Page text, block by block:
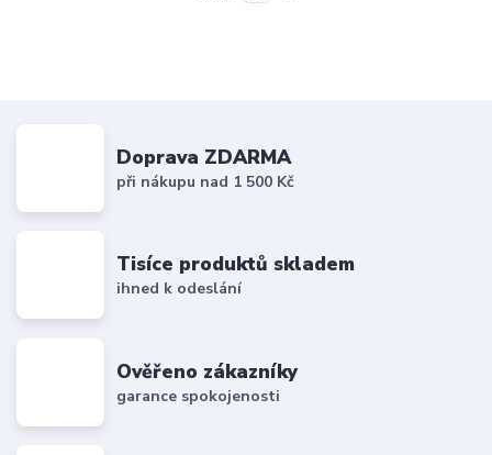
Doprava ZDARMA
při nákupu nad 1 500 Kč
Tisíce produktů skladem
ihned k odeslání
Ověřeno zákazníky
garance spokojenosti